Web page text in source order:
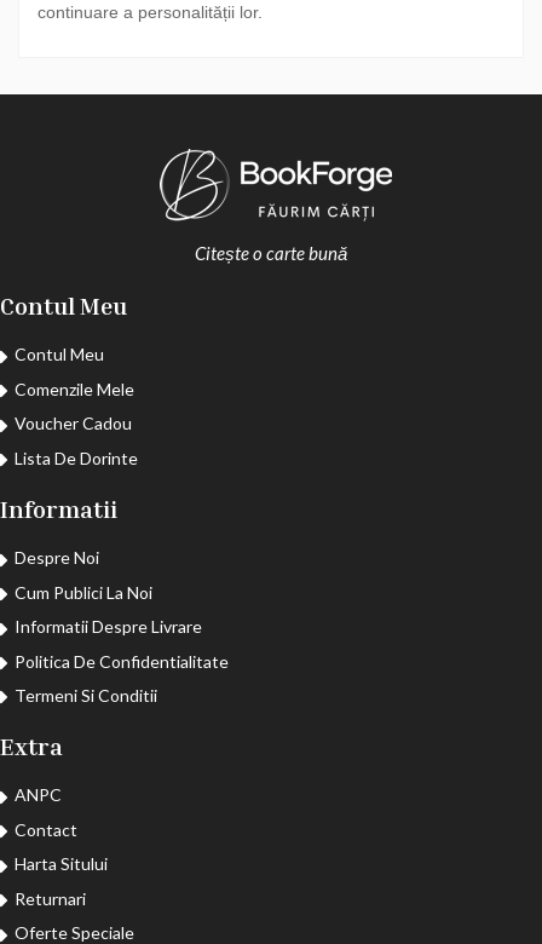
continuare a personalității lor.
Citește o carte bună
Contul Meu
Contul Meu
Comenzile Mele
Voucher Cadou
Lista De Dorinte
Informatii
Despre Noi
Cum Publici La Noi
Informatii Despre Livrare
Politica De Confidentialitate
Termeni Si Conditii
Extra
ANPC
Contact
Harta Sitului
Returnari
Oferte Speciale